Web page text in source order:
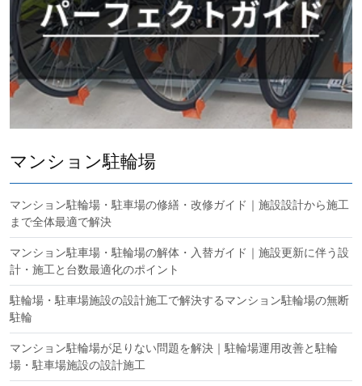
マンション駐輪場
マンション駐輪場・駐車場の修繕・改修ガイド｜施設設計から施工
まで全体最適で解決
マンション駐車場・駐輪場の解体・入替ガイド｜施設更新に伴う設
計・施工と台数最適化のポイント
駐輪場・駐車場施設の設計施工で解決するマンション駐輪場の無断
駐輪
マンション駐輪場が足りない問題を解決｜駐輪場運用改善と駐輪
場・駐車場施設の設計施工